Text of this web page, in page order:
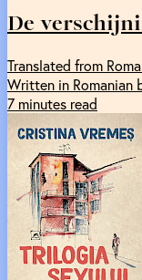
De
Translated from
Written in Romanian
7 minutes read